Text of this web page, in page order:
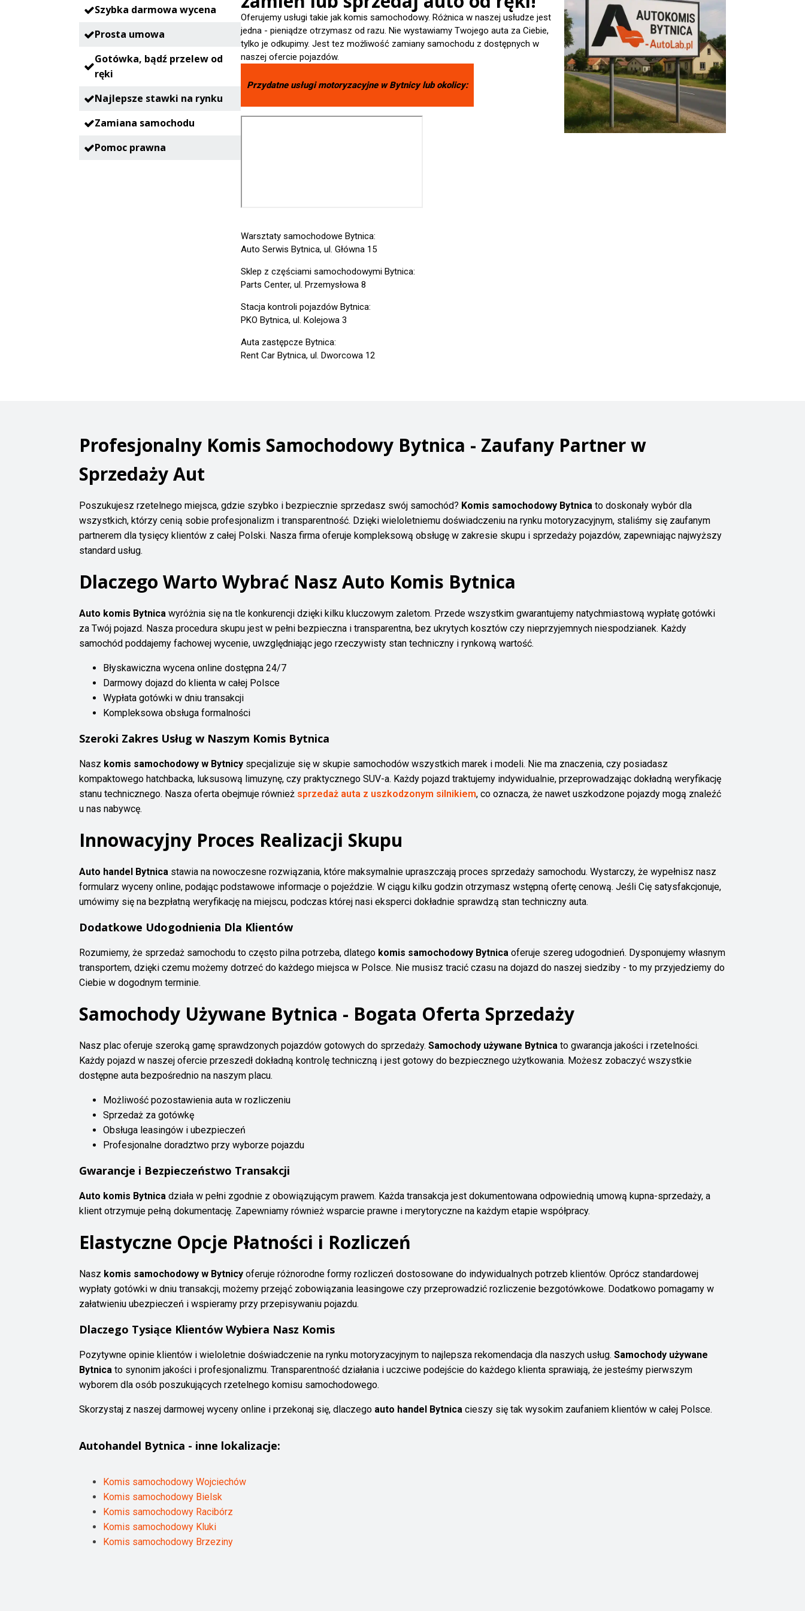
Szybka darmowa wycena
Prosta umowa
Gotówka, bądź przelew od
ręki
Najlepsze stawki na rynku
Zamiana samochodu
Pomoc prawna
Oferujemy usługi takie jak komis samochodowy. Różnica w naszej usłudze jest
jedna - pieniądze otrzymasz od razu. Nie wystawiamy Twojego auta za Ciebie,
tylko je odkupimy. Jest tez możliwość zamiany samochodu z dostępnych w
naszej ofercie pojazdów.
Przydatne usługi motoryzacyjne wBytnicylub okolicy:
Warsztaty samochodowe Bytnica:
Auto Serwis Bytnica, ul. Główna 15
Sklep z częściami samochodowymi Bytnica:
Parts Center, ul. Przemysłowa 8
Stacja kontroli pojazdów Bytnica:
PKO Bytnica, ul. Kolejowa 3
Auta zastępcze Bytnica:
Rent Car Bytnica, ul. Dworcowa 12
Profesjonalny Komis Samochodowy Bytnica - Zaufany Partner w
Sprzedaży Aut
Poszukujesz rzetelnego miejsca, gdzie szybko i bezpiecznie sprzedasz swój samochód? Komis samochodowy Bytnica to doskonały wybór dla
wszystkich, którzy cenią sobie profesjonalizm i transparentność. Dzięki wieloletniemu doświadczeniu na rynku motoryzacyjnym, staliśmy się zaufanym
partnerem dla tysięcy klientów z całej Polski. Nasza firma oferuje kompleksową obsługę w zakresie skupu i sprzedaży pojazdów, zapewniając najwyższy
standard usług.
Dlaczego Warto Wybrać Nasz Auto Komis Bytnica
Auto komis Bytnica wyróżnia się na tle konkurencji dzięki kilku kluczowym zaletom. Przede wszystkim gwarantujemy natychmiastową wypłatę gotówki
za Twój pojazd. Nasza procedura skupu jest w pełni bezpieczna i transparentna, bez ukrytych kosztów czy nieprzyjemnych niespodzianek. Każdy
samochód poddajemy fachowej wycenie, uwzględniając jego rzeczywisty stan techniczny i rynkową wartość.
Błyskawiczna wycena online dostępna 24/7
Darmowy dojazd do klienta w całej Polsce
Wypłata gotówki w dniu transakcji
Kompleksowa obsługa formalności
Szeroki Zakres Usług w Naszym Komis Bytnica
Nasz komis samochodowy w Bytnicy specjalizuje się w skupie samochodów wszystkich marek i modeli. Nie ma znaczenia, czy posiadasz
kompaktowego hatchbacka, luksusową limuzynę, czy praktycznego SUV-a. Każdy pojazd traktujemy indywidualnie, przeprowadzając dokładną weryfikację
stanu technicznego. Nasza oferta obejmuje również sprzedaż auta z uszkodzonym silnikiem, co oznacza, że nawet uszkodzone pojazdy mogą znaleźć
u nas nabywcę.
Innowacyjny Proces Realizacji Skupu
Auto handel Bytnica stawia na nowoczesne rozwiązania, które maksymalnie upraszczają proces sprzedaży samochodu. Wystarczy, że wypełnisz nasz
formularz wyceny online, podając podstawowe informacje o pojeździe. W ciągu kilku godzin otrzymasz wstępną ofertę cenową. Jeśli Cię satysfakcjonuje,
umówimy się na bezpłatną weryfikację na miejscu, podczas której nasi eksperci dokładnie sprawdzą stan techniczny auta.
Dodatkowe Udogodnienia Dla Klientów
Rozumiemy, że sprzedaż samochodu to często pilna potrzeba, dlatego komis samochodowy Bytnica oferuje szereg udogodnień. Dysponujemy własnym
transportem, dzięki czemu możemy dotrzeć do każdego miejsca w Polsce. Nie musisz tracić czasu na dojazd do naszej siedziby - to my przyjedziemy do
Ciebie w dogodnym terminie.
Samochody Używane Bytnica - Bogata Oferta Sprzedaży
Nasz plac oferuje szeroką gamę sprawdzonych pojazdów gotowych do sprzedaży. Samochody używane Bytnica to gwarancja jakości i rzetelności.
Każdy pojazd w naszej ofercie przeszedł dokładną kontrolę techniczną i jest gotowy do bezpiecznego użytkowania. Możesz zobaczyć wszystkie
dostępne auta bezpośrednio na naszym placu.
Możliwość pozostawienia auta w rozliczeniu
Sprzedaż za gotówkę
Obsługa leasingów i ubezpieczeń
Profesjonalne doradztwo przy wyborze pojazdu
Gwarancje i Bezpieczeństwo Transakcji
Auto komis Bytnica działa w pełni zgodnie z obowiązującym prawem. Każda transakcja jest dokumentowana odpowiednią umową kupna-sprzedaży, a
klient otrzymuje pełną dokumentację. Zapewniamy również wsparcie prawne i merytoryczne na każdym etapie współpracy.
Elastyczne Opcje Płatności i Rozliczeń
Nasz komis samochodowy w Bytnicy oferuje różnorodne formy rozliczeń dostosowane do indywidualnych potrzeb klientów. Oprócz standardowej
wypłaty gotówki w dniu transakcji, możemy przejąć zobowiązania leasingowe czy przeprowadzić rozliczenie bezgotówkowe. Dodatkowo pomagamy w
załatwieniu ubezpieczeń i wspieramy przy przepisywaniu pojazdu.
Dlaczego Tysiące Klientów Wybiera Nasz Komis
Pozytywne opinie klientów i wieloletnie doświadczenie na rynku motoryzacyjnym to najlepsza rekomendacja dla naszych usług. Samochody używane
Bytnica to synonim jakości i profesjonalizmu. Transparentność działania i uczciwe podejście do każdego klienta sprawiają, że jesteśmy pierwszym
wyborem dla osób poszukujących rzetelnego komisu samochodowego.
Skorzystaj z naszej darmowej wyceny online i przekonaj się, dlaczego auto handel Bytnica cieszy się tak wysokim zaufaniem klientów w całej Polsce.
Autohandel Bytnica - inne lokalizacje:
Komis samochodowy Wojciechów
Komis samochodowy Bielsk
Komis samochodowy Racibórz
Komis samochodowy Kluki
Komis samochodowy Brzeziny